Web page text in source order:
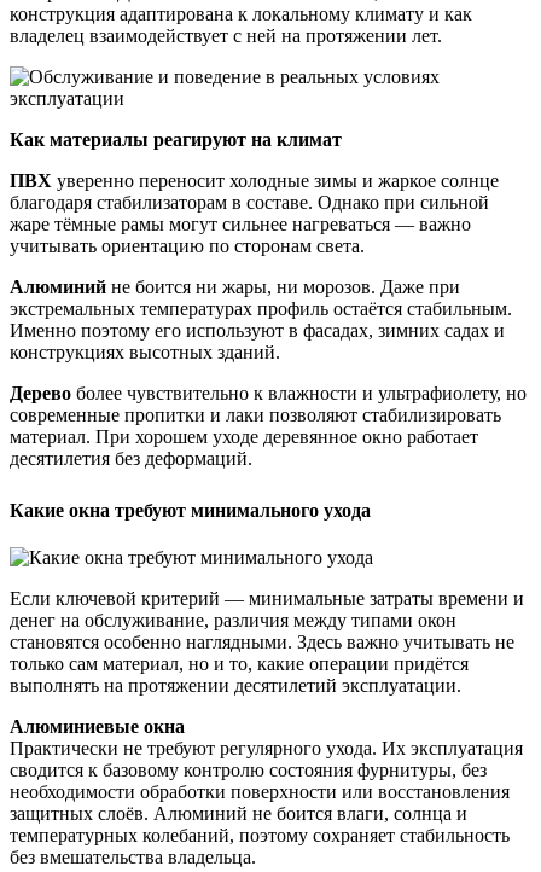
конструкция адаптирована к локальному климату и как
владелец взаимодействует с ней на протяжении лет.
Как материалы реагируют на климат
ПВХ уверенно переносит холодные зимы и жаркое солнце
благодаря стабилизаторам в составе. Однако при сильной
жаре тёмные рамы могут сильнее нагреваться — важно
учитывать ориентацию по сторонам света.
Алюминий не боится ни жары, ни морозов. Даже при
экстремальных температурах профиль остаётся стабильным.
Именно поэтому его используют в фасадах, зимних садах и
конструкциях высотных зданий.
Дерево более чувствительно к влажности и ультрафиолету, но
современные пропитки и лаки позволяют стабилизировать
материал. При хорошем уходе деревянное окно работает
десятилетия без деформаций.
Какие окна требуют минимального ухода
Если ключевой критерий — минимальные затраты времени и
денег на обслуживание, различия между типами окон
становятся особенно наглядными. Здесь важно учитывать не
только сам материал, но и то, какие операции придётся
выполнять на протяжении десятилетий эксплуатации.
Алюминиевые окна
Практически не требуют регулярного ухода. Их эксплуатация
сводится к базовому контролю состояния фурнитуры, без
необходимости обработки поверхности или восстановления
защитных слоёв. Алюминий не боится влаги, солнца и
температурных колебаний, поэтому сохраняет стабильность
без вмешательства владельца.